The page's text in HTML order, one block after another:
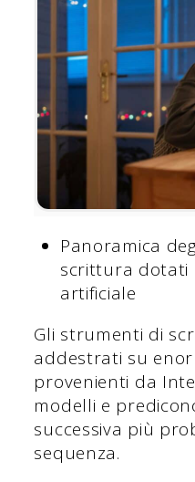
Panoramica
scrittura dotati
artificiale
Gli strumenti di
addestrati su
provenienti da
modelli e
successiva più
sequenza.